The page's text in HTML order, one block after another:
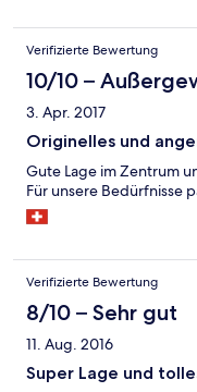
Verifizierte Bewertung
10/10 –
3. Apr. 2017
Originelles und
Gute Lage im Zentrum
Für unsere Bedürfnisse
Verifizierte Bewertung
8/10 – Sehr gut
11. Aug. 2016
Super Lage und